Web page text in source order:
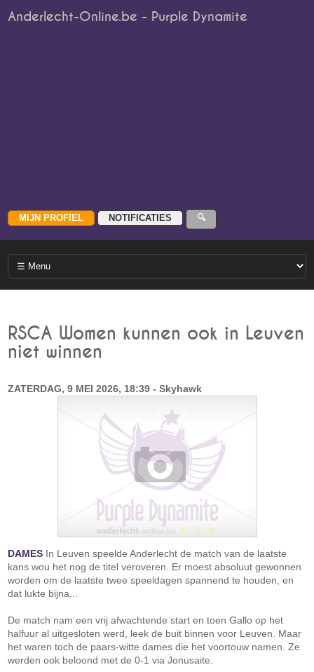
Anderlecht-Online.be - Purple Dynamite
RSCA Women kunnen ook in Leuven
niet winnen
ZATERDAG, 9 MEI 2026, 18:39 - Skyhawk
DAMES In Leuven speelde Anderlecht de match van de laatste
kans wou het nog de titel veroveren. Er moest absoluut gewonnen
worden om de laatste twee speeldagen spannend te houden, en
dat lukte bijna...
De match nam een vrij afwachtende start en toen Gallo op het
halfuur al uitgesloten werd, leek de buit binnen voor Leuven. Maar
het waren toch de paars-witte dames die het voortouw namen. Ze
werden ook beloond met de 0-1 via Jonusaite.